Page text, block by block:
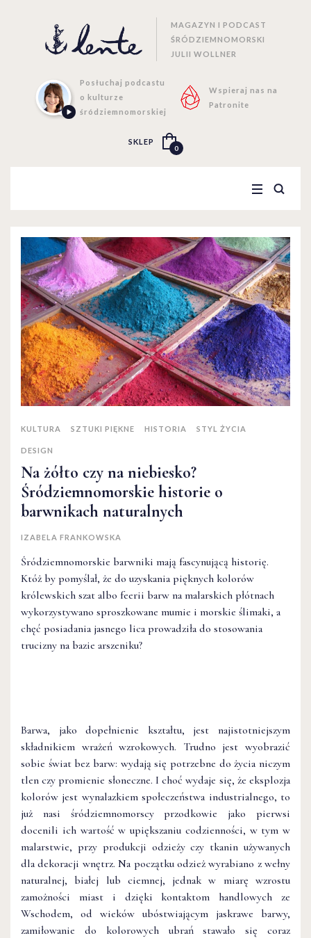
MAGAZYN I PODCAST
ŚRÓDZIEMNOMORSKI
JULII WOLLNER
Posłuchaj podcastu
o kulturze
śródziemnomorskiej
Wspieraj nas na
Patronite
SKLEP
0
KULTURA SZTUKI PIĘKNE HISTORIA STYL ŻYCIA
DESIGN
Na żółto czy na niebiesko?
Śródziemnomorskie historie o
barwnikach naturalnych
IZABELA FRANKOWSKA
Śródziemnomorskie barwniki mają fascynującą historię.
Któż by pomyślał, że do uzyskania pięknych kolorów
królewskich szat albo feerii barw na malarskich płótnach
wykorzystywano sproszkowane mumie i morskie ślimaki, a
chęć posiadania jasnego lica prowadziła do stosowania
trucizny na bazie arszeniku?
Barwa, jako dopełnienie kształtu, jest najistotniejszym
składnikiem wrażeń wzrokowych. Trudno jest wyobrazić
sobie świat bez barw: wydają się potrzebne do życia niczym
tlen czy promienie słoneczne. I choć wydaje się, że eksplozja
kolorów jest wynalazkiem społeczeństwa industrialnego, to
już nasi śródziemnomorscy przodkowie jako pierwsi
docenili ich wartość w upiększaniu codzienności, w tym w
malarstwie, przy produkcji odzieży czy tkanin używanych
dla dekoracji wnętrz. Na początku odzież wyrabiano z wełny
naturalnej, białej lub ciemnej, jednak w miarę wzrostu
zamożności miast i dzięki kontaktom handlowych ze
Wschodem, od wieków ubóstwiającym jaskrawe barwy,
zamiłowanie do kolorowych ubrań stawało się coraz